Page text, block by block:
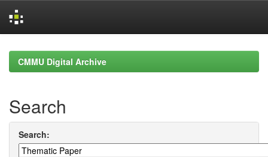
navigationCMMU Digital Archive
Search
Search: